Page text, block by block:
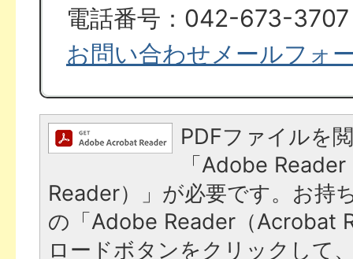
電話番号：042-673-3707
お問い合わせメールフォ
PDFファイルを
「Adobe
Reader）」が必要です。お持
の「Adobe Reader（Acrobat
ロードボタンをクリックして